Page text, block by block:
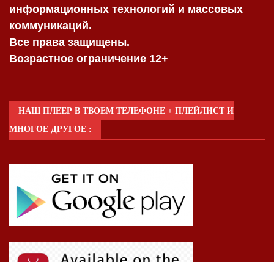
информационных технологий и массовых
коммуникаций.
Все права защищены.
Возрастное ограничение 12+
НАШ ПЛЕЕР В ТВОЕМ ТЕЛЕФОНЕ + ПЛЕЙЛИСТ И
МНОГОЕ ДРУГОЕ :